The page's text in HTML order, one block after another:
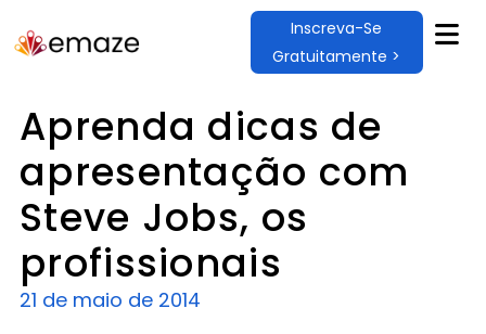
Inscreva-Se
Gratuitamente >
Aprenda dicas de
apresentação com
Steve Jobs, os
profissionais
21 de maio de 2014